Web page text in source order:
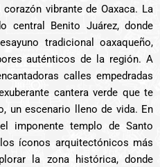
vibrante de Oaxaca. La
central Benito Juárez, donde
tradicional oaxaqueño,
auténticos de la región. A
calles empedradas
cantera verde que te
un escenario lleno de vida. En
imponente templo de Santo
íconos arquitectónicos más
la zona histórica, donde